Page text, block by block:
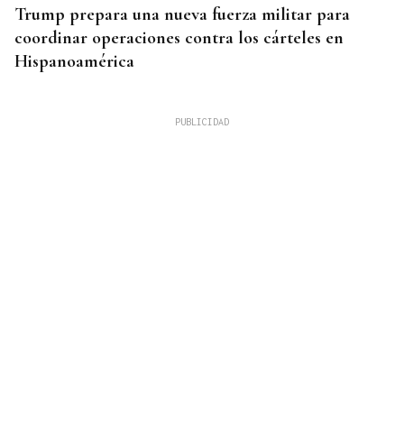
Trump prepara una nueva fuerza militar para
coordinar operaciones contra los cárteles en
Hispanoamérica